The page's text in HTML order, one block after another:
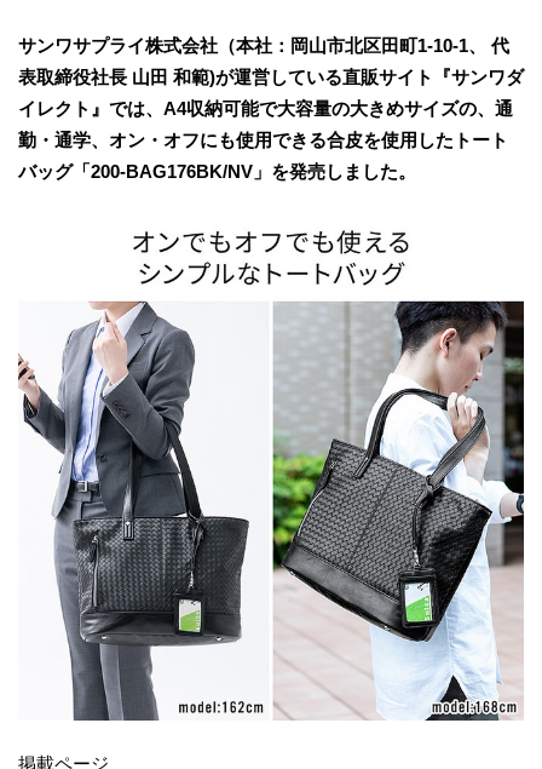
サンワサプライ株式会社（本社：岡山市北区田町1-10-1、 代
表取締役社長 山田 和範)が運営している直販サイト『サンワダ
イレクト』では、A4収納可能で大容量の大きめサイズの、通
勤・通学、オン・オフにも使用できる合皮を使用したトート
バッグ「200-BAG176BK/NV」を発売しました。
掲載ページ